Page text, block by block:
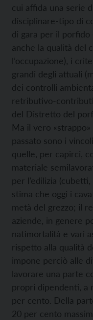
cui affida una serie
disciplinare-tipo di
di gara per il
anche la qualità del
l’occupazione), i
grandi degli attuali
dei controlli
retributivo-
del Distretto del
Ma il vero
passato sono i
quelle, per capirci,
materiale
per l’edilizia
stima che oggi i
metà del grezzo; il
aziende, in genere
natimortalità e vari
rispetto alla qualità
impone perciò alle
lavorare una parte
propri dipendenti, a
per cento. Della
20 per cento